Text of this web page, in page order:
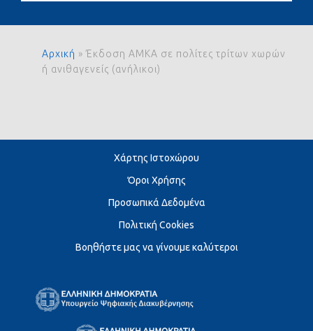
Αρχική »Έκδοση ΑΜΚΑ σε πολίτες τρίτων χωρών
ή ανιθαγενείς (ανήλικοι)
Χάρτης Ιστοχώρου
Όροι Χρήσης
Προσωπικά Δεδομένα
Πολιτική Cookies
Βοηθήστε μας να γίνουμε καλύτεροι